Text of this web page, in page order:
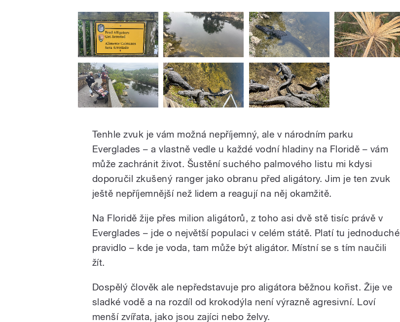
Tenhle zvuk je vám možná nepříjemný, ale v národním parku
Everglades – a vlastně vedle u každé vodní hladiny na Floridě – vám
může zachránit život. Šustění suchého palmového listu mi kdysi
doporučil zkušený ranger jako obranu před aligátory. Jim je ten zvuk
ještě nepříjemnější než lidem a reagují na něj okamžitě.
Na Floridě žije přes milion aligátorů, z toho asi dvě stě tisíc právě v
Everglades – jde o největší populaci v celém státě. Platí tu jednoduché
pravidlo – kde je voda, tam může být aligátor. Místní se s tím naučili
žít.
Dospělý člověk ale nepředstavuje pro aligátora běžnou kořist. Žije ve
sladké vodě a na rozdíl od krokodýla není výrazně agresivní. Loví
menší zvířata, jako jsou zajíci nebo želvy.